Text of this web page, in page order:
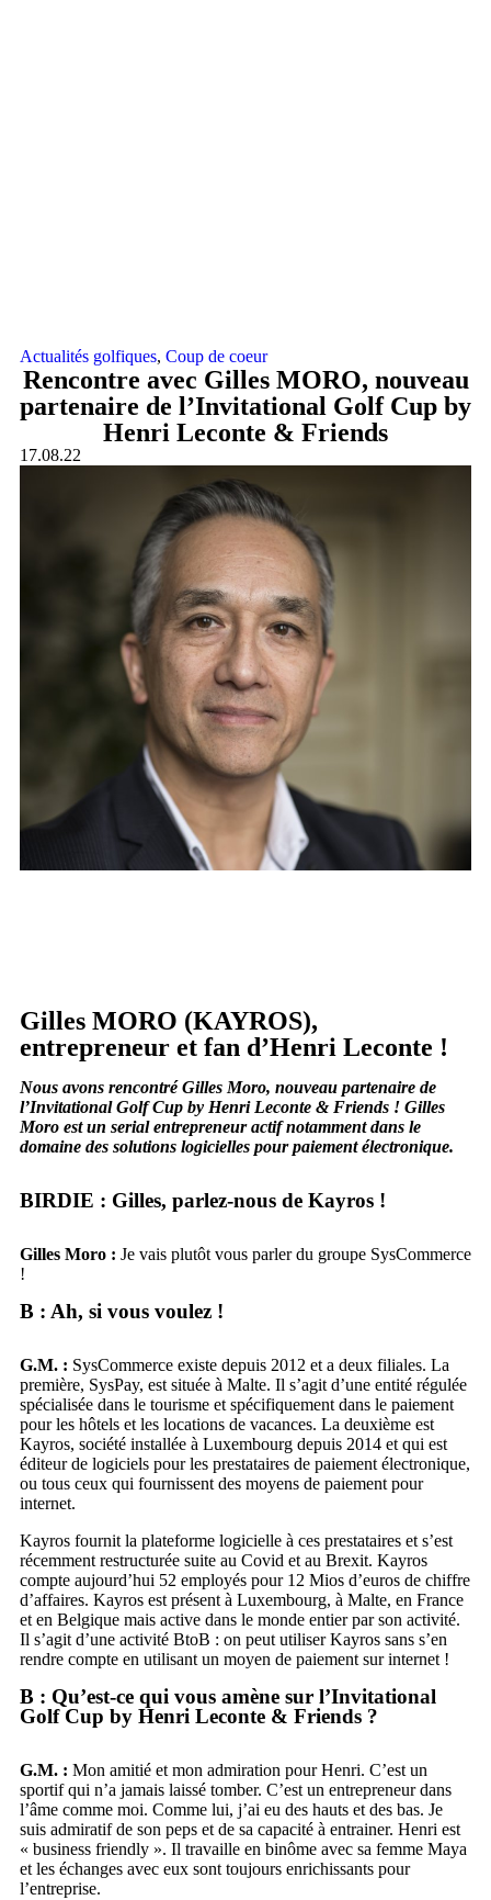
Actualités golfiques, Coup de coeur
Rencontre avec Gilles MORO, nouveau
partenaire de l’Invitational Golf Cup by
Henri Leconte & Friends
17.08.22
Gilles MORO (KAYROS),
entrepreneur et fan d’Henri Leconte !
Nous avons rencontré Gilles Moro, nouveau partenaire de
l’Invitational Golf Cup by Henri Leconte & Friends ! Gilles
Moro est un serial entrepreneur actif notamment dans le
domaine des solutions logicielles pour paiement électronique.
BIRDIE : Gilles, parlez-nous de Kayros !
Gilles Moro : Je vais plutôt vous parler du groupe SysCommerce
!
B : Ah, si vous voulez !
G.M. : SysCommerce existe depuis 2012 et a deux filiales. La
première, SysPay, est située à Malte. Il s’agit d’une entité régulée
spécialisée dans le tourisme et spécifiquement dans le paiement
pour les hôtels et les locations de vacances. La deuxième est
Kayros, société installée à Luxembourg depuis 2014 et qui est
éditeur de logiciels pour les prestataires de paiement électronique,
ou tous ceux qui fournissent des moyens de paiement pour
internet.
Kayros fournit la plateforme logicielle à ces prestataires et s’est
récemment restructurée suite au Covid et au Brexit. Kayros
compte aujourd’hui 52 employés pour 12 Mios d’euros de chiffre
d’affaires. Kayros est présent à Luxembourg, à Malte, en France
et en Belgique mais active dans le monde entier par son activité.
Il s’agit d’une activité BtoB : on peut utiliser Kayros sans s’en
rendre compte en utilisant un moyen de paiement sur internet !
B : Qu’est-ce qui vous amène sur l’Invitational
Golf Cup by Henri Leconte & Friends ?
G.M. : Mon amitié et mon admiration pour Henri. C’est un
sportif qui n’a jamais laissé tomber. C’est un entrepreneur dans
l’âme comme moi. Comme lui, j’ai eu des hauts et des bas. Je
suis admiratif de son peps et de sa capacité à entrainer. Henri est
« business friendly ». Il travaille en binôme avec sa femme Maya
et les échanges avec eux sont toujours enrichissants pour
l’entreprise.